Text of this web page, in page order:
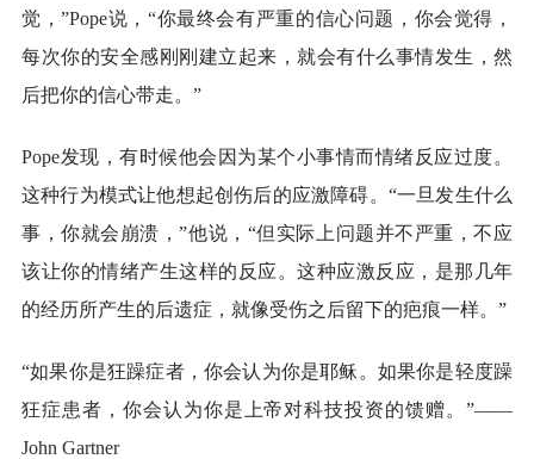
觉，”Pope说，“你最终会有严重的信心问题，你会觉得，
每次你的安全感刚刚建立起来，就会有什么事情发生，然
后把你的信心带走。”
Pope发现，有时候他会因为某个小事情而情绪反应过度。
这种行为模式让他想起创伤后的应激障碍。“一旦发生什么
事，你就会崩溃，”他说，“但实际上问题并不严重，不应
该让你的情绪产生这样的反应。这种应激反应，是那几年
的经历所产生的后遗症，就像受伤之后留下的疤痕一样。”
“如果你是狂躁症者，你会认为你是耶稣。如果你是轻度躁
狂症患者，你会认为你是上帝对科技投资的馈赠。”——
John Gartner